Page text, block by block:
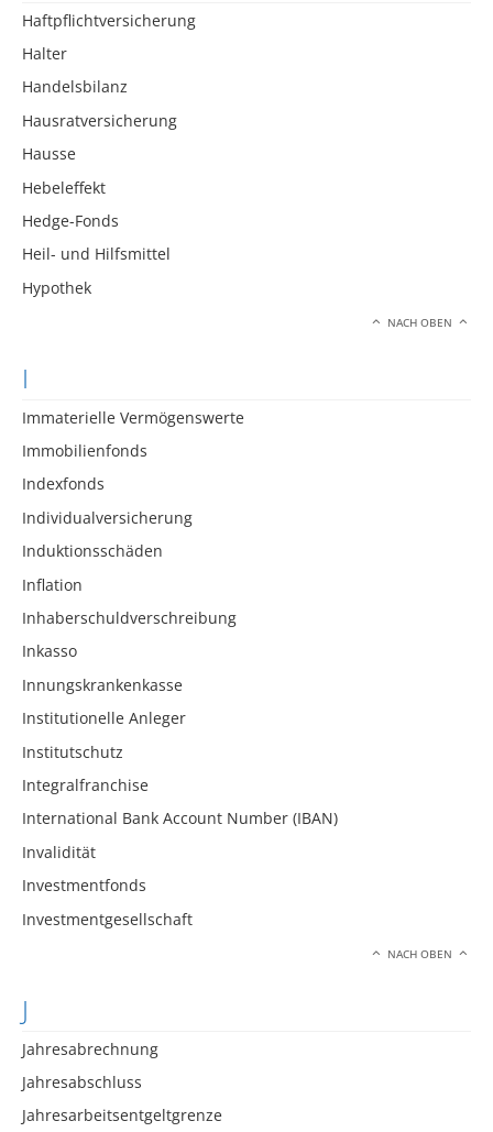
Haftpflichtversicherung
Halter
Handelsbilanz
Hausratversicherung
Hausse
Hebeleffekt
Hedge-Fonds
Heil- und Hilfsmittel
Hypothek
NACH OBEN
I
Immaterielle Vermögenswerte
Immobilienfonds
Indexfonds
Individualversicherung
Induktionsschäden
Inflation
Inhaberschuldverschreibung
Inkasso
Innungskrankenkasse
Institutionelle Anleger
Institutschutz
Integralfranchise
International Bank Account Number (IBAN)
Invalidität
Investmentfonds
Investmentgesellschaft
NACH OBEN
J
Jahresabrechnung
Jahresabschluss
Jahresarbeitsentgeltgrenze